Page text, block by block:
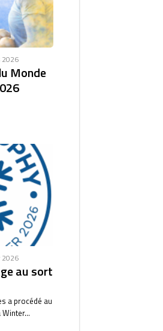
2026
Monde
2026
au sort
a procédé au